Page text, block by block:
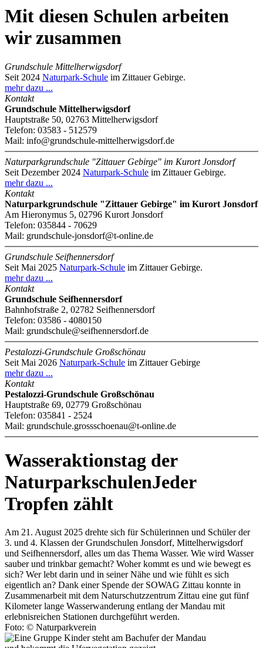
Mit diesen Schulen arbeiten
wir zusammen
Grundschule Mittelherwigsdorf
Seit 2024 Naturpark-Schule im Zittauer Gebirge.
mehr dazu ...
Kontakt
Grundschule Mittelherwigsdorf
Hauptstraße 50, 02763 Mittelherwigsdorf
Telefon: 03583 - 512579
Mail: info@grundschule-mittelherwigsdorf.de
Naturparkgrundschule "Zittauer Gebirge" im Kurort Jonsdorf
Seit Dezember 2024 Naturpark-Schule im Zittauer Gebirge.
mehr dazu ...
Kontakt
Naturparkgrundschule "Zittauer Gebirge" im Kurort Jonsdorf
Am Hieronymus 5, 02796 Kurort Jonsdorf
Telefon: 035844 - 70629
Mail: grundschule-jonsdorf@t-online.de
Grundschule Seifhennersdorf
Seit Mai 2025 Naturpark-Schule im Zittauer Gebirge.
mehr dazu ...
Kontakt
Grundschule Seifhennersdorf
Bahnhofstraße 2, 02782 Seifhennersdorf
Telefon: 03586 - 4080150
Mail: grundschule@seifhennersdorf.de
Pestalozzi-Grundschule Großschönau
Seit Mai 2026 Naturpark-Schule im Zittauer Gebirge
mehr dazu ...
Kontakt
Pestalozzi-Grundschule Großschönau
Hauptstraße 69, 02779 Großschönau
Telefon: 035841 - 2524
Mail: grundschule.grossschoenau@t-online.de
Wasseraktionstag der
NaturparkschulenJeder
Tropfen zählt
Am 21. August 2025 drehte sich für Schülerinnen und Schüler der
3. und 4. Klassen der Grundschulen Jonsdorf, Mittelherwigsdorf
und Seifhennersdorf, alles um das Thema Wasser. Wie wird Wasser
sauber und trinkbar gemacht? Woher kommt es und wie bewegt es
sich? Wer lebt darin und in seiner Nähe und wie fühlt es sich
eigentlich an? Dank einer Spende der SOWAG Zittau konnte in
Zusammenarbeit mit dem Naturschutzzentrum Zittau eine gut fünf
Kilometer lange Wasserwanderung entlang der Mandau mit
erlebnisreichen Stationen durchgeführt werden.
Foto: © Naturparkverein